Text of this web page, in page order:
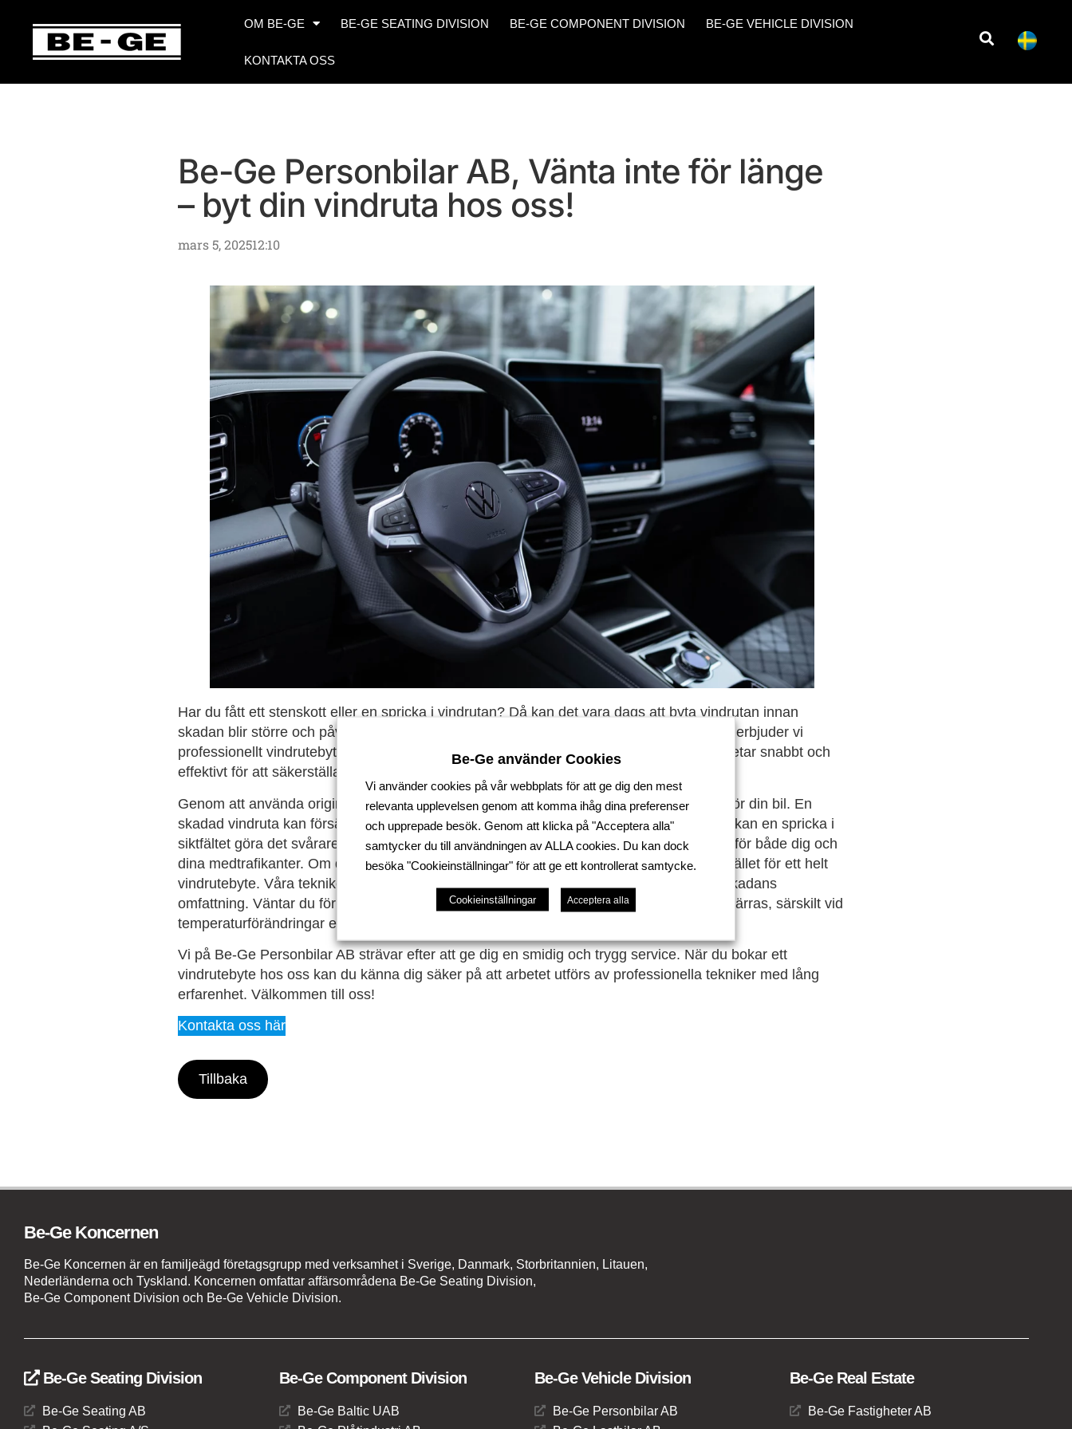
OM BE-GE BE-GE SEATING DIVISION BE-GE COMPONENT DIVISION BE-GE VEHICLE DIVISION
KONTAKTA OSS
Be-Ge Personbilar AB, Vänta inte för länge
– byt din vindruta hos oss!
mars 5, 202512:10
Har du fått ett stenskott eller en spricka i vindrutan? Då kan det vara dags att byta vindrutan innan
skadan blir större och påverkar både säkerheten och sikten. Hos Be-Ge Personbilar AB erbjuder vi
professionellt vindrutebyte i både Oskarshamn och Vetlanda. Våra kunniga tekniker arbetar snabbt och
effektivt för att säkerställa att din Volkswagen eller Škoda får en ny och säker vindruta.
Genom att använda originaldelar garanterar vi högsta kvalitet och en perfekt passform för din bil. En
skadad vindruta kan försämra bilens struktur och säkerhet vid en olycka, och dessutom kan en spricka i
siktfältet göra det svårare att köra säkert. Att byta vindruta i tid är därför en viktig åtgärd för både dig och
dina medtrafikanter. Om du har fått ett stenskott kan det ibland räcka med en lagning istället för ett helt
vindrutebyte. Våra tekniker gör en bedömning och ger dig den bästa lösningen utifrån skadans
omfattning. Väntar du för länge med att åtgärda ett stenskott finns risken att skadan förvärras, särskilt vid
temperaturförändringar eller om bilen utsätts för påfrestningar.
Vi på Be-Ge Personbilar AB strävar efter att ge dig en smidig och trygg service. När du bokar ett
vindrutebyte hos oss kan du känna dig säker på att arbetet utförs av professionella tekniker med lång
erfarenhet. Välkommen till oss!
Kontakta oss här
Tillbaka
Be-Ge Koncernen
Be-Ge Koncernen är en familjeägd företagsgrupp med verksamhet i Sverige, Danmark, Storbritannien, Litauen,
Nederländerna och Tyskland. Koncernen omfattar affärsområdena Be-Ge Seating Division,
Be-Ge Component Division och Be-Ge Vehicle Division.
Be-Ge Seating Division
Be-Ge Seating AB
Be-Ge Component Division
Be-Ge Baltic UAB
Be-Ge Vehicle Division
Be-Ge Personbilar AB
Be-Ge Real Estate
Be-Ge Fastigheter AB
Be-Ge använder Cookies
Vi använder cookies på vår webbplats för att ge dig den mest
relevanta upplevelsen genom att komma ihåg dina preferenser
och upprepade besök. Genom att klicka på "Acceptera alla"
samtycker du till användningen av ALLA cookies. Du kan dock
besöka "Cookieinställningar" för att ge ett kontrollerat samtycke.
Cookieinställningar Acceptera alla